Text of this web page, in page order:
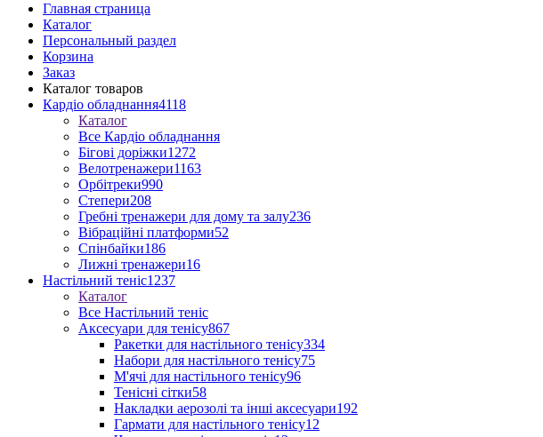
Главная страница
Каталог
Персональный раздел
Корзина
Заказ
Каталог товаров
Кардіо обладнання4118
Каталог
Все Кардіо обладнання
Бігові доріжки1272
Велотренажери1163
Орбітреки990
Степери208
Гребні тренажери для дому та залу236
Вібраційні платформи52
Спінбайки186
Лижні тренажери16
Настільний теніс1237
Каталог
Все Настільний теніс
Аксесуари для тенісу867
Ракетки для настільного тенісу334
Набори для настільного тенісу75
М'ячі для настільного тенісу96
Тенісні сітки58
Накладки аерозолі та інші аксесуари192
Гармати для настільного тенісу12